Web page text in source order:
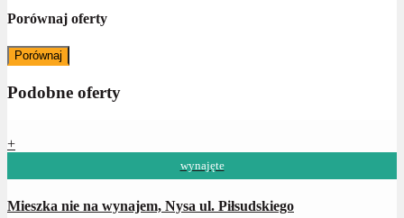
Porównaj oferty
Porównaj
Podobne oferty
+
wynajęte
Mieszka nie na wynajem, Nysa ul. Piłsudskiego